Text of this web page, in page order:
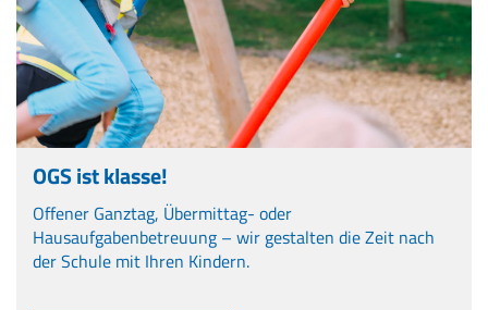
OGS ist klasse!
Offener Ganztag, Übermittag- oder
Hausaufgabenbetreuung – wir gestalten die Zeit nach
der Schule mit Ihren Kindern.